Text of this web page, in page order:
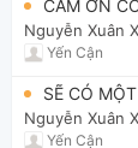
CÁM ƠN
Nguyễn Xuân
Yến Cận
SẼ CÓ
Nguyễn Xuân
Yến Cận